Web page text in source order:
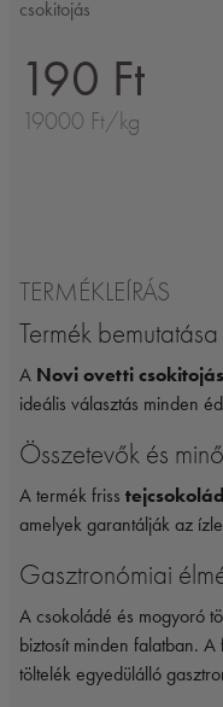
csokitojás
190 Ft
19000 Ft/kg
TERMÉKLEÍRÁS
Termék bemutatása
A Novi ovetti
ideális választás minden
Összetevők és
A termék friss
amelyek garantálják az
Gasztronómiai
A csokoládé és mogyoró
biztosít minden falatban.
töltelék egyedülálló